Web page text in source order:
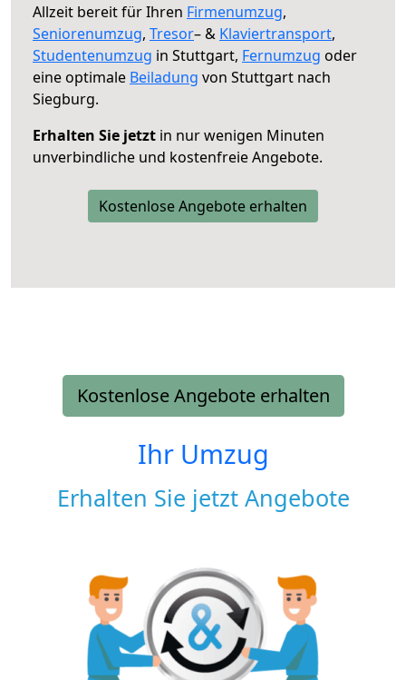
Allzeit bereit für Ihren Firmenumzug,
Seniorenumzug, Tresor– & Klaviertransport,
Studentenumzug in Stuttgart, Fernumzug oder
eine optimale Beiladung von Stuttgart nach
Siegburg.
Erhalten Sie jetzt in nur wenigen Minuten
unverbindliche und kostenfreie Angebote.
Kostenlose Angebote erhalten
Kostenlose Angebote erhalten
Ihr Umzug
Erhalten Sie jetzt Angebote